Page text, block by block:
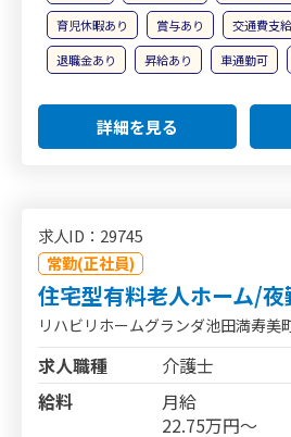
育児休暇あり
賞与あり 交通費支給
退職金あり
昇給あり 車通勤可
詳細を見る
求人ID：29745
常勤(正社員)
住宅型有料老人ホーム/夜
リハビリホームグランダ池田満寿美
求人職種
介護士
給料
月給
22.75万円～